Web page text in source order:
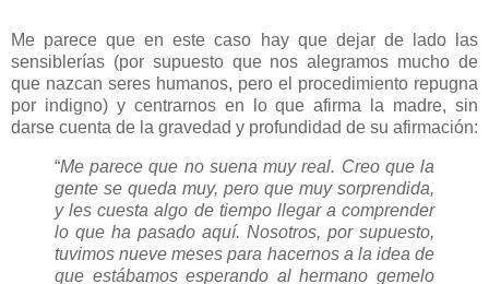
Me parece que en este caso hay que dejar de lado las
sensiblerías (por supuesto que nos alegramos mucho de
que nazcan seres humanos, pero el procedimiento repugna
por indigno) y centrarnos en lo que afirma la madre, sin
darse cuenta de la gravedad y profundidad de su afirmación:
“Me parece que no suena muy real. Creo que la
gente se queda muy, pero que muy sorprendida,
y les cuesta algo de tiempo llegar a comprender
lo que ha pasado aquí. Nosotros, por supuesto,
tuvimos nueve meses para hacernos a la idea de
que estábamos esperando al hermano gemelo